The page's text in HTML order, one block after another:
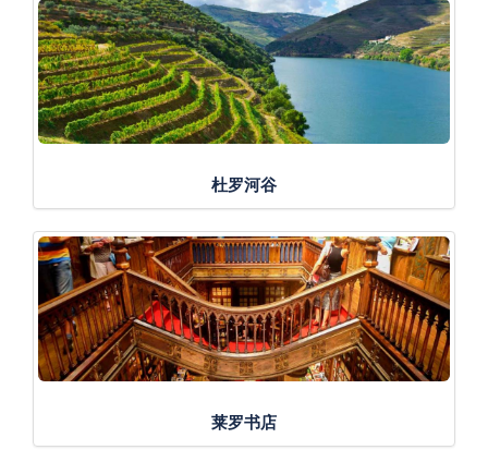
杜罗河谷
莱罗书店